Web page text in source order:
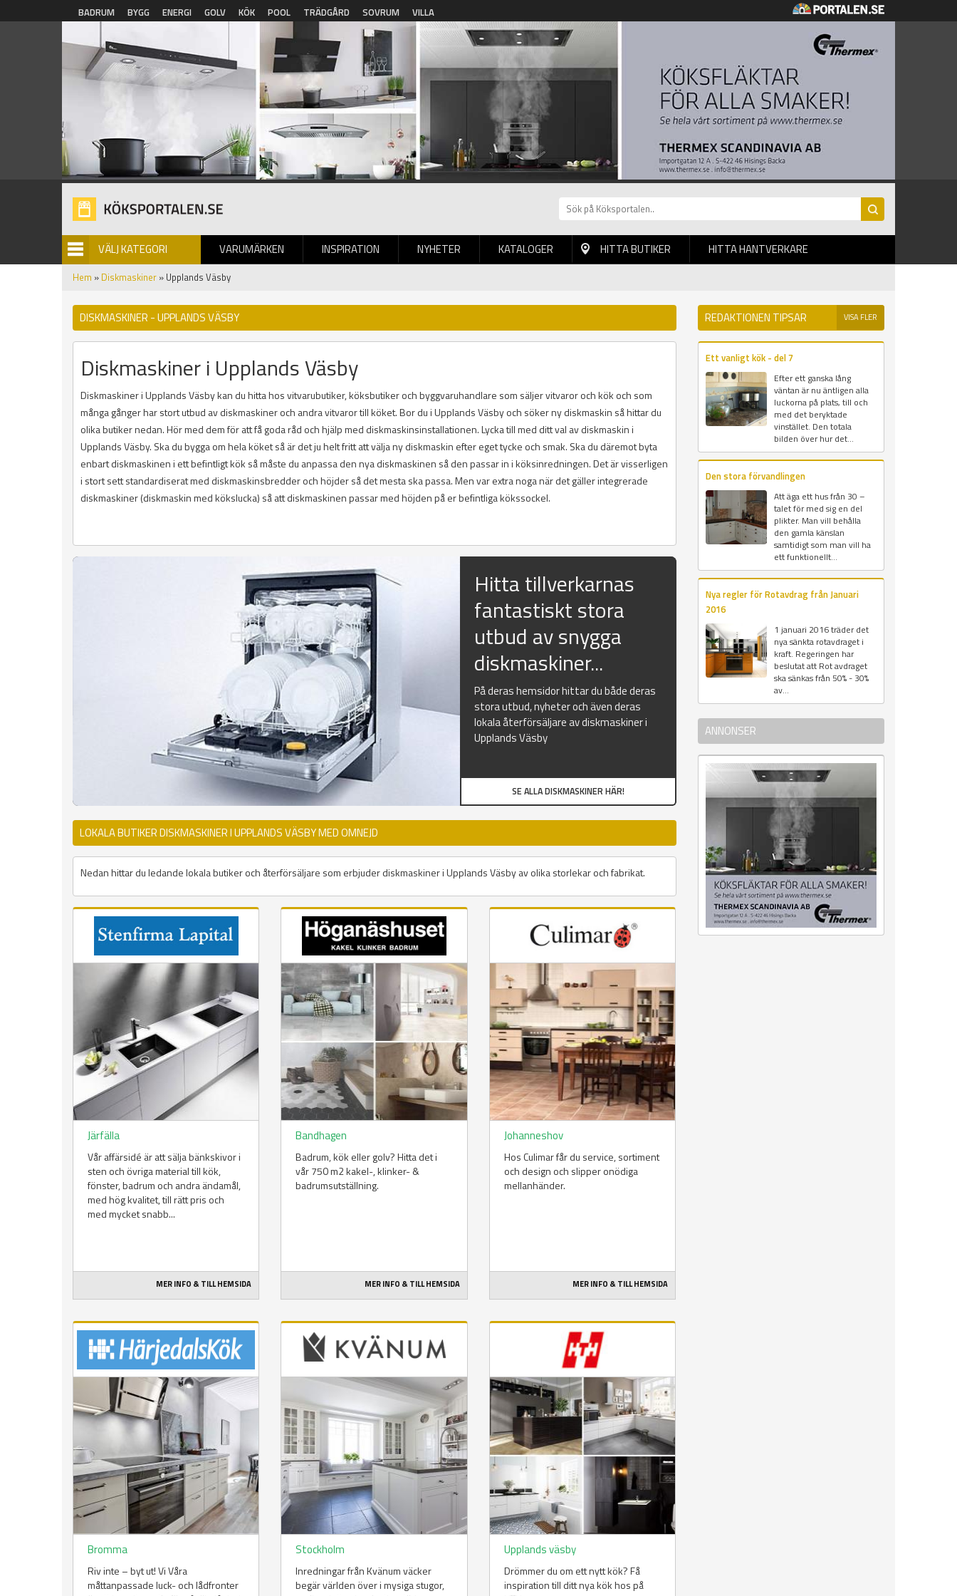
Hoppa till huvudinnehåll
BADRUM BYGG ENERGI GOLV KÖK POOL TRÄDGÅRD SOVRUM VILLA
VÄLJ KATEGORI VARUMÄRKEN INSPIRATION NYHETER
BILDGALLERI KATALOGER HITTA BUTIKER HITTA HANTVERKARE
Hem » Diskmaskiner » Upplands Väsby
DISKMASKINER - UPPLANDS VÄSBY
Diskmaskiner i Upplands Väsby
Diskmaskiner i Upplands Väsby kan du hitta hos vitvarubutiker, köksbutiker och byggvaruhandlare som säljer vitvaror och kök och som
många gånger har stort utbud av diskmaskiner och andra vitvaror till köket. Bor du i Upplands Väsby och söker ny diskmaskin så hittar du
olika butiker nedan. Hör med dem för att få goda råd och hjälp med diskmaskinsinstallationen. Lycka till med ditt val av diskmaskin i
Upplands Väsby. Ska du bygga om hela köket så är det ju helt fritt att välja ny diskmaskin efter eget tycke och smak. Ska du däremot byta
enbart diskmaskinen i ett befintligt kök så måste du anpassa den nya diskmaskinen så den passar in i köksinredningen. Det är visserligen
i stort sett standardiserat med diskmaskinsbredder och höjder så det mesta ska passa. Men var extra noga när det gäller integrerade
diskmaskiner (diskmaskin med kökslucka) så att diskmaskinen passar med höjden på er befintliga kökssockel.
Hitta tillverkarnas
fantastiskt stora
utbud av snygga
diskmaskiner...
På deras hemsidor hittar du både deras
stora utbud, nyheter och även deras
lokala återförsäljare av diskmaskiner i
Upplands Väsby
SE ALLA DISKMASKINER HÄR!
LOKALA BUTIKER DISKMASKINER I UPPLANDS VÄSBY MED OMNEJD
Nedan hittar du ledande lokala butiker och återförsäljare som erbjuder diskmaskiner i Upplands Väsby av olika storlekar och fabrikat.
Järfälla
Vår affärsidé är att sälja bänkskivor i
sten och övriga material till kök,
fönster, badrum och andra ändamål,
med hög kvalitet, till rätt pris och
med mycket snabb...
MER INFO & TILL HEMSIDA
Bandhagen
Badrum, kök eller golv? Hitta det i
vår 750 m2 kakel-, klinker- &
badrumsutställning.
MER INFO & TILL HEMSIDA
Johanneshov
Hos Culimar får du service, sortiment
och design och slipper onödiga
mellanhänder.
MER INFO & TILL HEMSIDA
Bromma
Riv inte – byt ut! Vi Våra
måttanpassade luck- och lådfronter
Stockholm
Inredningar från Kvänum väcker
begär världen över i mysiga stugor,
Upplands väsby
Drömmer du om ett nytt kök? Få
inspiration till ditt nya kök hos på
REDAKTIONEN TIPSAR VISA FLER
Ett vanligt kök - del 7
Efter ett ganska lång
väntan är nu äntligen alla
luckorna på plats, till och
med det beryktade
vinstället. Den totala
bilden över hur det...
Den stora förvandlingen
Att äga ett hus från 30 –
talet för med sig en del
plikter. Man vill behålla
den gamla känslan
samtidigt som man vill ha
ett funktionellt...
Nya regler för Rotavdrag från Januari
2016
1 januari 2016 träder det
nya sänkta rotavdraget i
kraft. Regeringen har
beslutat att Rot avdraget
ska sänkas från 50% - 30%
av...
ANNONSER